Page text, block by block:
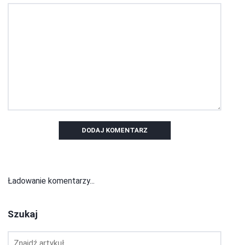
DODAJ KOMENTARZ
Ładowanie komentarzy...
Szukaj